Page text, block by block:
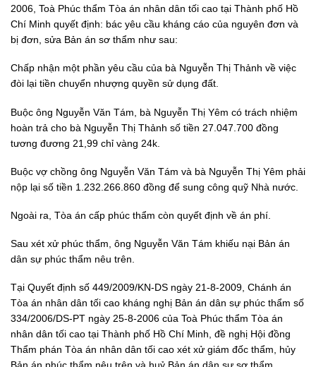
2006, Toà Phúc thẩm Tòa án nhân dân tối cao tại Thành phố Hồ
Chí Minh quyết định: bác yêu cầu kháng cáo của nguyên đơn và
bị đơn, sửa Bản án sơ thẩm như sau:
Chấp nhận một phần yêu cầu của bà Nguyễn Thị Thảnh về việc
đòi lại tiền chuyển nhượng quyền sử dụng đất.
Buộc ông Nguyễn Văn Tám, bà Nguyễn Thị Yêm có trách nhiệm
hoàn trả cho bà Nguyễn Thị Thảnh số tiền 27.047.700 đồng
tương đương 21,99 chỉ vàng 24k.
Buộc vợ chồng ông Nguyễn Văn Tám và bà Nguyễn Thị Yêm phải
nộp lại số tiền 1.232.266.860 đồng để sung công quỹ Nhà nước.
Ngoài ra, Tòa án cấp phúc thẩm còn quyết định về án phí.
Sau xét xử phúc thẩm, ông Nguyễn Văn Tám khiếu nại Bản án
dân sự phúc thẩm nêu trên.
Tại Quyết định số 449/2009/KN-DS ngày 21-8-2009, Chánh án
Tòa án nhân dân tối cao kháng nghị Bản án dân sự phúc thẩm số
334/2006/DS-PT ngày 25-8-2006 của Toà Phúc thẩm Tòa án
nhân dân tối cao tại Thành phố Hồ Chí Minh, đề nghị Hội đồng
Thẩm phán Tòa án nhân dân tối cao xét xử giám đốc thẩm, hủy